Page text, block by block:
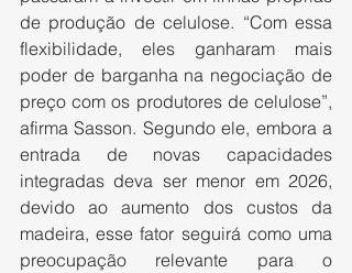
de produção de celulose. “Com essa
flexibilidade, eles ganharam mais
poder de barganha na negociação de
preço com os produtores de celulose”,
afirma Sasson. Segundo ele, embora a
entrada de novas capacidades
integradas deva ser menor em 2026,
devido ao aumento dos custos da
madeira, esse fator seguirá como uma
preocupação relevante para o